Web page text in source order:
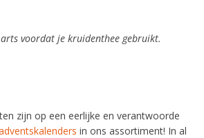
voordat je kruidenthee gebruikt.
zijn op een eerlijke en verantwoorde
in ons assortiment! In al